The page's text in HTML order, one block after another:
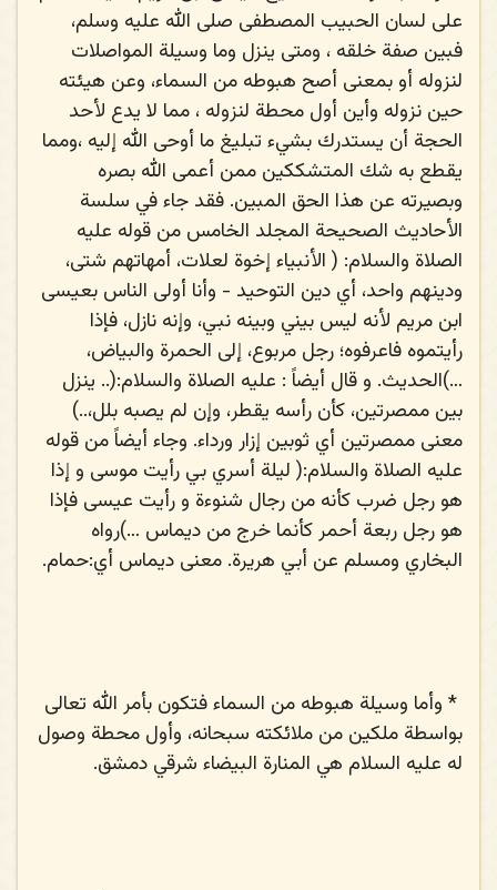
على لسان الحبيب المصطفى صلى الله عليه وسلم،
فبين صفة خلقه ، ومتى ينزل وما وسيلة المواصلات
لنزوله أو بمعنى أصح هبوطه من السماء، وعن هيئته
حين نزوله وأين أول محطة لنزوله ، مما لا يدع لأحد
الحجة أن يستدرك بشيء تبليغ ما أوحى الله إليه ،ومما
يقطع به شك المتشككين ممن أعمى الله بصره
وبصيرته عن هذا الحق المبين. فقد جاء في سلسة
الأحاديث الصحيحة المجلد الخامس من قوله عليه
الصلاة والسلام: ( الأنبياء إخوة لعلات، أمهاتهم شتى،
ودينهم واحد، أي دين التوحيد - وأنا أولى الناس بعيسى
ابن مريم لأنه ليس بيني وبينه نبي، وإنه نازل، فإذا
رأيتموه فاعرفوه؛ رجل مربوع، إلى الحمرة والبياض،
…)الحديث. و قال أيضاً : عليه الصلاة والسلام:(.. ينزل
بين ممصرتين، كأن رأسه يقطر، وإن لم يصبه بلل،..)
معنى ممصرتين أي ثوبين إزار ورداء. وجاء أيضاً من قوله
عليه الصلاة والسلام:( ليلة أسري بي رأيت موسى و إذا
هو رجل ضرب كأنه من رجال شنوءة و رأيت عيسى فإذا
هو رجل ربعة أحمر كأنما خرج من ديماس …)رواه
البخاري ومسلم عن أبي هريرة. معنى ديماس أي:حمام.
* وأما وسيلة هبوطه من السماء فتكون بأمر الله تعالى
بواسطة ملكين من ملائكته سبحانه، وأول محطة وصول
له عليه السلام هي المنارة البيضاء شرقي دمشق.